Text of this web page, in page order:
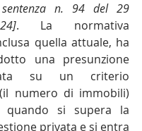
sentenza n. 94 del 29
. La normativa
quella attuale, ha
una presunzione
su un criterio
numero di immobili)
quando si supera la
privata e si entra